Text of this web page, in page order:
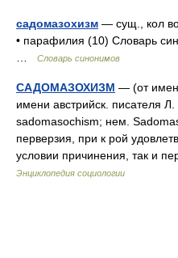
садомазохизм — сущ., кол
• парафилия (10) Словарь
Словарь синонимов
САДОМАЗОХИЗМ — (от
имени австрийск. писателя
sadomasochism; нем.
перверзия, при к рой
условии причинения, так и
Энциклопедия социологии